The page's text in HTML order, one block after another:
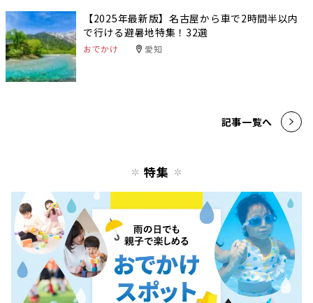
【2025年最新版】名古屋から車で2時間半以内
で行ける避暑地特集！32選
おでかけ 愛知
記事一覧へ
特集